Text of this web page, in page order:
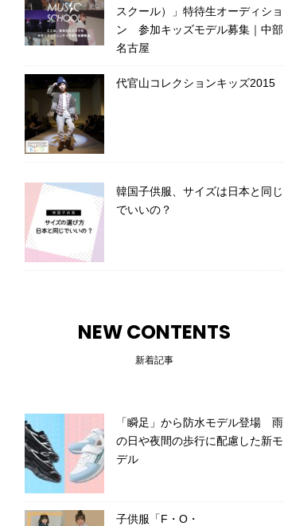
スクール）」特待生オーディショ
ン 参加キッズモデル募集｜中部
名古屋
代官山コレクションキッズ2015
韓国子供服、サイズは日本と同じ
でいいの？
NEW CONTENTS
新着記事
「瞬足」から防水モデル登場 雨
の日や夜間の歩行に配慮した新モ
デル
子供服「F・O・